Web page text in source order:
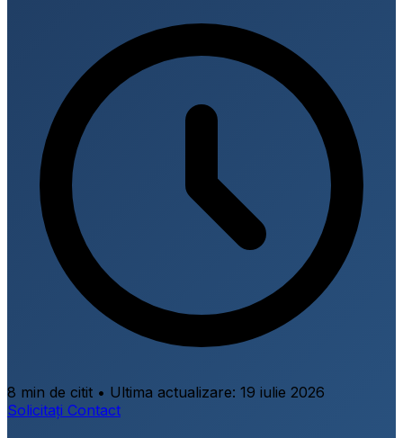
8 min de citit • Ultima actualizare: 19 iulie 2026
Solicitați Contact